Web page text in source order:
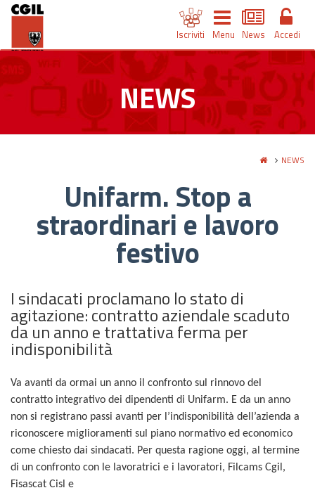
Iscriviti Menu News Accedi
NEWS
NEWS
Unifarm. Stop a
straordinari e lavoro
festivo
I sindacati proclamano lo stato di
agitazione: contratto aziendale scaduto
da un anno e trattativa ferma per
indisponibilità
Va avanti da ormai un anno il confronto sul rinnovo del
contratto integrativo dei dipendenti di Unifarm. E da un anno
non si registrano passi avanti per l’indisponibilità dell’azienda a
riconoscere miglioramenti sul piano normativo ed economico
come chiesto dai sindacati. Per questa ragione oggi, al termine
di un confronto con le lavoratrici e i lavoratori, Filcams Cgil,
Fisascat Cisl e